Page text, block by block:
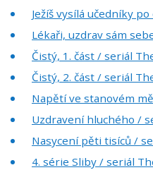
Ježíš vysílá učedníky
Lékaři, uzdrav sám
Čistý, 1. část / seriál
Čistý, 2. část / seriál
Napětí ve stanovém
Uzdravení hluchého /
Nasycení pěti tisíců /
4. série Sliby / seriál